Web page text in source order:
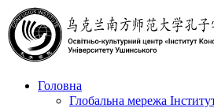
Головна
Глобальна мережа